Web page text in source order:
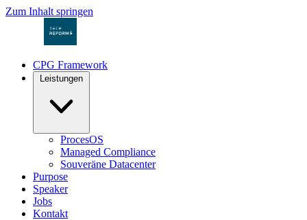
Zum Inhalt springen
CPG Framework
ProcesOS
Managed Compliance
Souveräne Datacenter
Purpose
Speaker
Jobs
Kontakt